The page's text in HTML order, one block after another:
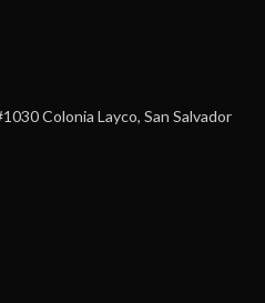
Colonia Layco, San Salvador